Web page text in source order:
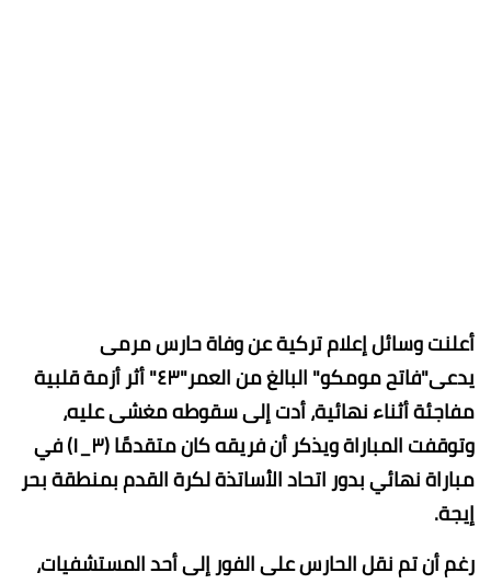
أعلنت وسائل إعلام تركية عن وفاة حارس مرمى
يدعى"فاتح مومكو" البالغ من العمر"٤٣" أثر أزمة قلبية
مفاجئة أثناء نهائية، أدت إلى سقوطه مغشى عليه،
وتوقفت المباراة ويذكر أن فريقه كان متقدمًا (٣_١) في
مباراة نهائي بدور اتحاد الأساتذة لكرة القدم بمنطقة بحر
إيجة.
رغم أن تم نقل الحارس على الفور إلى أحد المستشفيات،